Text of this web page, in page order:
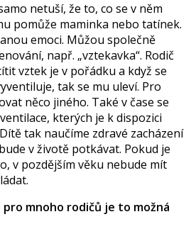
netuší, že to, co se v něm
pomůže maminka nebo tatínek.
emoci. Můžou společně
např. „vztekavka“. Rodič
vztek je v pořádku a když se
tak se mu uleví. Pro
něco jiného. Také v čase se
kterých je k dispozici
Dítě tak naučíme zdravé zacházení
v životě potkávat. Pokud je
v pozdějším věku nebude mít
mnoho rodičů je to možná